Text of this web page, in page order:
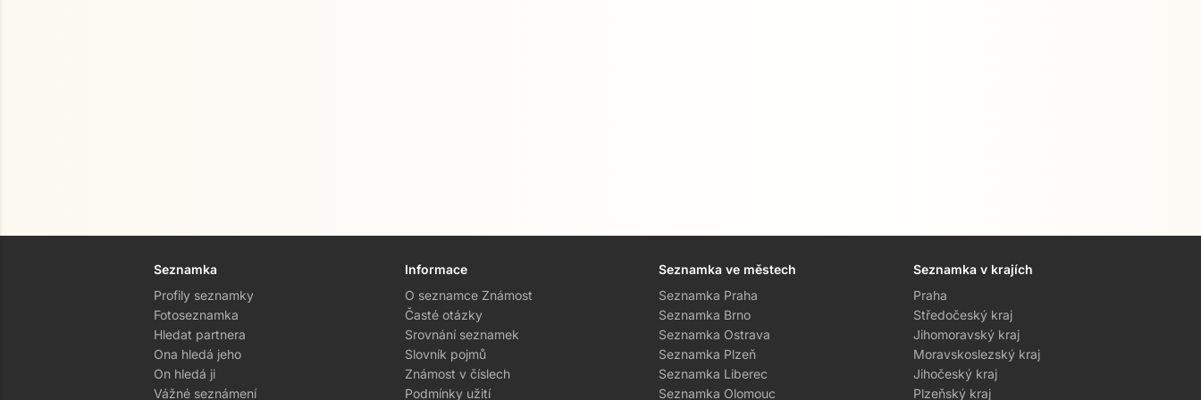
Seznamka
Profily seznamky
Fotoseznamka
Hledat partnera
Ona hledá jeho
On hledá ji
Vážné seznámení
Informace
O seznamce Známost
Časté otázky
Srovnání seznamek
Slovník pojmů
Známost v číslech
Podmínky užití
Seznamka ve městech
Seznamka Praha
Seznamka Brno
Seznamka Ostrava
Seznamka Plzeň
Seznamka Liberec
Seznamka Olomouc
Seznamka v krajích
Praha
Středočeský kraj
Jihomoravský kraj
Moravskoslezský kraj
Jihočeský kraj
Plzeňský kraj